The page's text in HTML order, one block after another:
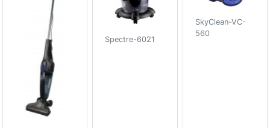
Spectre-6021
SkyClean-VC-
560